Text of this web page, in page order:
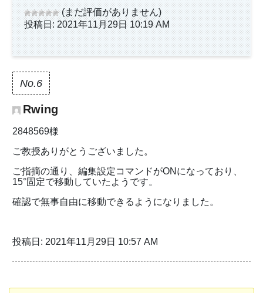
(まだ評価がありません)
投稿日: 2021年11月29日 10:19 AM
No.6
Rwing
2848569様
ご教授ありがとうございました。
ご指摘の通り、編集設定コマンドがONになっており、
15°固定で移動していたようです。
確認で無事自由に移動できるようになりました。
投稿日: 2021年11月29日 10:57 AM